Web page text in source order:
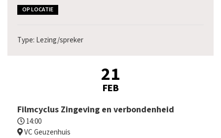
OP LOCATIE
Type: Lezing/spreker
21
FEB
Filmcyclus Zingeving en verbondenheid
14:00
VC Geuzenhuis